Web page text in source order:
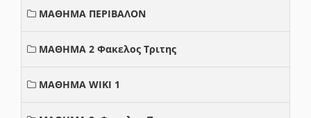
ΜΑΘΗΜΑ ΠΕΡΙΒΑΛΟΝ
ΜΑΘΗΜΑ 2 Φακελος Τριτης
ΜΑΘΗΜΑ WIKI 1